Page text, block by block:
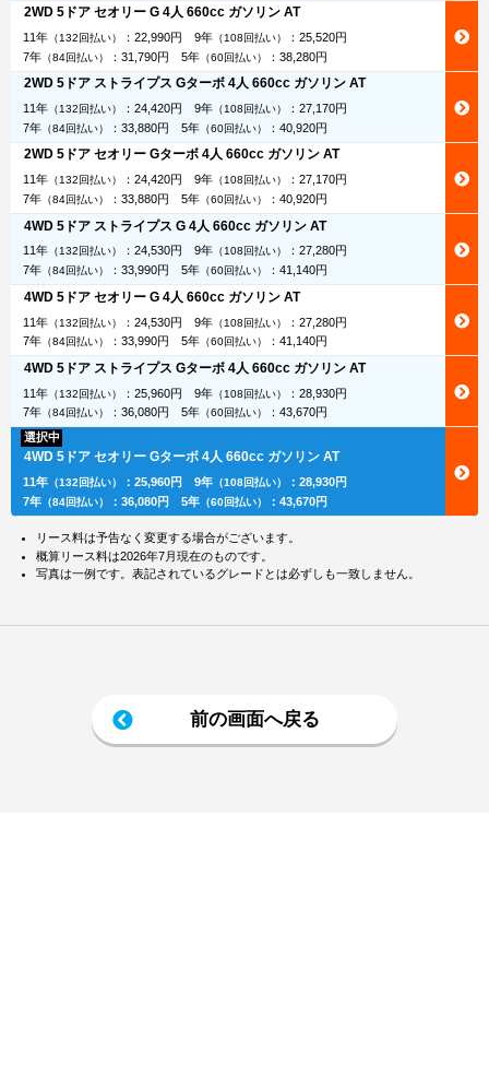
2WD 5ドア セオリー G 4人 660cc ガソリン AT
11年（132回払い） ： 22,990円 9年（108回払い） ： 25,520円
7年（84回払い） ： 31,790円 5年（60回払い） ： 38,280円
2WD 5ドア ストライプス Gターボ 4人 660cc ガソリン AT
11年（132回払い） ： 24,420円 9年（108回払い） ： 27,170円
7年（84回払い） ： 33,880円 5年（60回払い） ： 40,920円
2WD 5ドア セオリー Gターボ 4人 660cc ガソリン AT
11年（132回払い） ： 24,420円 9年（108回払い） ： 27,170円
7年（84回払い） ： 33,880円 5年（60回払い） ： 40,920円
4WD 5ドア ストライプス G 4人 660cc ガソリン AT
11年（132回払い） ： 24,530円 9年（108回払い） ： 27,280円
7年（84回払い） ： 33,990円 5年（60回払い） ： 41,140円
4WD 5ドア セオリー G 4人 660cc ガソリン AT
11年（132回払い） ： 24,530円 9年（108回払い） ： 27,280円
7年（84回払い） ： 33,990円 5年（60回払い） ： 41,140円
4WD 5ドア ストライプス Gターボ 4人 660cc ガソリン AT
11年（132回払い） ： 25,960円 9年（108回払い） ： 28,930円
7年（84回払い） ： 36,080円 5年（60回払い） ： 43,670円
選択中
4WD 5ドア セオリー Gターボ 4人 660cc ガソリン AT
11年（132回払い） ： 25,960円 9年（108回払い） ： 28,930円
7年（84回払い） ： 36,080円 5年（60回払い） ： 43,670円
リース料は予告なく変更する場合がございます。
概算リース料は2026年7月現在のものです。
写真は一例です。表記されているグレードとは必ずしも一致しません。
前の画面へ戻る